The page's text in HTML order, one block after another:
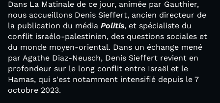
Dans La Matinale de ce jour, animée par Gauthier,
nous accueillons Denis Sieffert, ancien directeur de
la publication du média Politis, et spécialiste du
conflit israélo-palestinien, des questions sociales et
du monde moyen-oriental. Dans un échange mené
par Agathe Diaz-Neusch, Denis Sieffert revient en
profondeur sur le long conflit entre Israël et le
Hamas, qui s'est notamment intensifié depuis le 7
octobre 2023.